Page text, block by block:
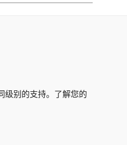
级别的支持。了解您的